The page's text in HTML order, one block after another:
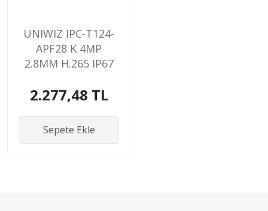
UNIWIZ IPC-T124-
APF28 K 4MP
2.8MM H.265 IP67
DOME IP KAMERA
2.277,48 TL
Sepete Ekle